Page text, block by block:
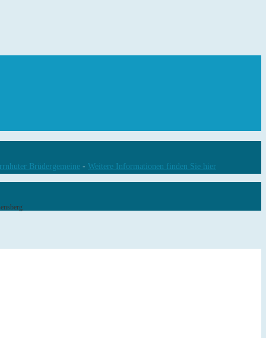
Brüdergemeine - Weitere Informationen finden Sie hier